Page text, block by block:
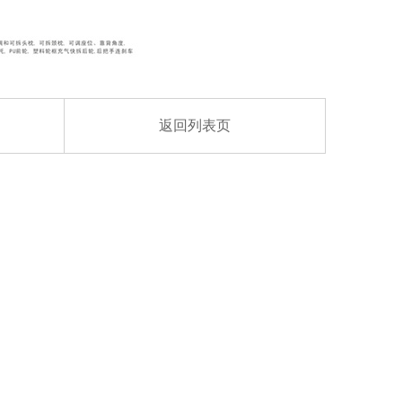
返回列表页